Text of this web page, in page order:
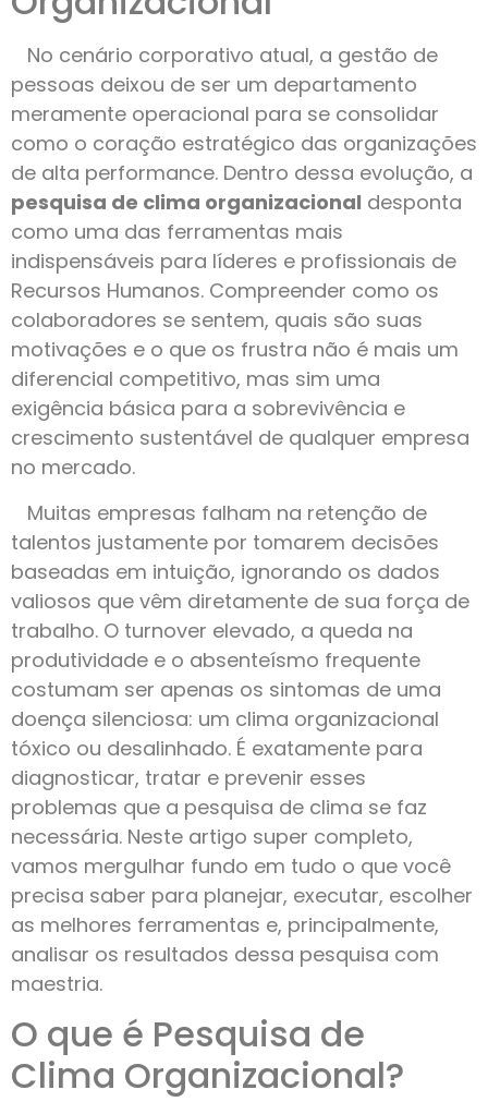
No cenário corporativo atual, a gestão de
pessoas deixou de ser um departamento
meramente operacional para se consolidar
como o coração estratégico das organizações
de alta performance. Dentro dessa evolução, a
pesquisa de clima organizacional desponta
como uma das ferramentas mais
indispensáveis para líderes e profissionais de
Recursos Humanos. Compreender como os
colaboradores se sentem, quais são suas
motivações e o que os frustra não é mais um
diferencial competitivo, mas sim uma
exigência básica para a sobrevivência e
crescimento sustentável de qualquer empresa
no mercado.
Muitas empresas falham na retenção de
talentos justamente por tomarem decisões
baseadas em intuição, ignorando os dados
valiosos que vêm diretamente de sua força de
trabalho. O turnover elevado, a queda na
produtividade e o absenteísmo frequente
costumam ser apenas os sintomas de uma
doença silenciosa: um clima organizacional
tóxico ou desalinhado. É exatamente para
diagnosticar, tratar e prevenir esses
problemas que a pesquisa de clima se faz
necessária. Neste artigo super completo,
vamos mergulhar fundo em tudo o que você
precisa saber para planejar, executar, escolher
as melhores ferramentas e, principalmente,
analisar os resultados dessa pesquisa com
maestria.
O que é Pesquisa de
Clima Organizacional?